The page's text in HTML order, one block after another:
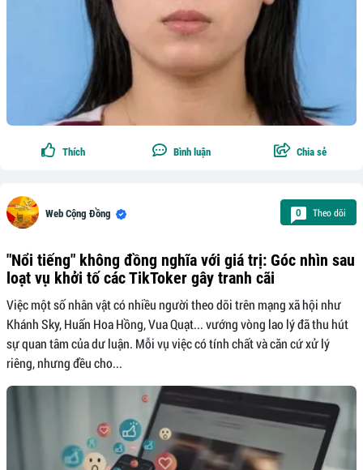
Thích Bình luận Chia sẻ
Web Cộng Đồng 0 Theo dõi
"Nổi tiếng" không đồng nghĩa với giá trị: Góc nhìn sau
loạt vụ khởi tố các TikToker gây tranh cãi
Việc một số nhân vật có nhiều người theo dõi trên mạng xã hội như
Khánh Sky, Huấn Hoa Hồng, Vua Quạt... vướng vòng lao lý đã thu hút
sự quan tâm của dư luận. Mỗi vụ việc có tính chất và căn cứ xử lý
riêng, nhưng đều cho...